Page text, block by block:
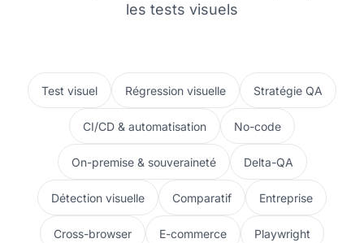
les tests visuels
Test visuel Régression visuelle Stratégie QA
CI/CD & automatisation No-code
On-premise & souveraineté Delta-QA
Détection visuelle Comparatif Entreprise
Cross-browser E-commerce Playwright